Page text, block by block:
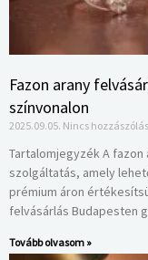
Fazon arany
színvonalon
2025.09.05. Nincs hozzászólás
Tartalomjegyzék A
szolgáltatás, amely
prémium áron
felvásárlás Budapesten
Tovább olvasom »